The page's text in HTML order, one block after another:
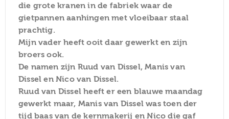
die grote kranen in de fabriek waar de
gietpannen aanhingen met vloeibaar staal
prachtig.
Mijn vader heeft ooit daar gewerkt en zijn
broers ook.
De namen zijn Ruud van Dissel, Manis van
Dissel en Nico van Dissel.
Ruud van Dissel heeft er een blauwe maandag
gewerkt maar, Manis van Dissel was toen der
tijd baas van de kernmakerij en Nico die gaf